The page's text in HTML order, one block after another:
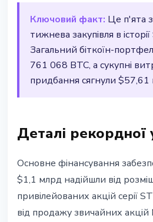
Ключовий факт: Це п'ята
тижнева закупівля в
Загальний біткоїн-
761 068 BTC, а сукупні
придбання сягнули $57,61
Деталі рекордної
Основне фінансування
$1,1 млрд надійшли від
привілейованих акцій серії
від продажу звичайних